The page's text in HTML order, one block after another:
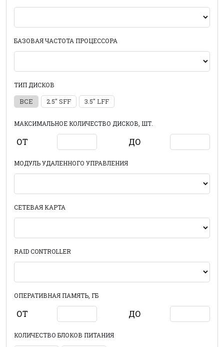
БАЗОВАЯ ЧАСТОТА ПРОЦЕССОРА
ТИП ДИСКОВ
ВСЕ 2.5" SFF 3.5" LFF
МАКСИМАЛЬНОЕ КОЛИЧЕСТВО ДИСКОВ, ШТ.
ОТ ДО
МОДУЛЬ УДАЛЕННОГО УПРАВЛЕНИЯ
СЕТЕВАЯ КАРТА
RAID CONTROLLER
ОПЕРАТИВНАЯ ПАМЯТЬ, ГБ
ОТ ДО
КОЛИЧЕСТВО БЛОКОВ ПИТАНИЯ